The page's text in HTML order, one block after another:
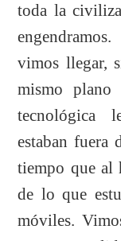
toda la
vimos llegar,
mismo
tecnológica
estaban fuera
tiempo que al
de lo que
móviles.